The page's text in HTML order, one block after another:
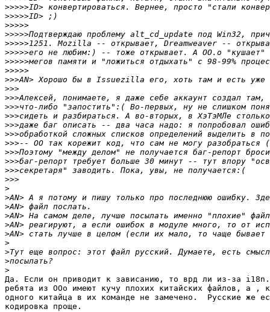
>>>>>
>>>>>
>>>>>
>>>>>
>>>>>
>>>>>
>>>>>
>>>>>
>>>
>>>
>>>
>>>
>>>
>>>
>>>
>>>
>>>
>>>
>>>
>>>
>
>
>
>
>
>
>
>
>
>
Да. Если он приводит к зависанию, то врд ли из-за
ребята из OOo имеют кучу плохих китайских файлов, а
одного китайца в их команде не замечено.  Русские же
кодировка проще.